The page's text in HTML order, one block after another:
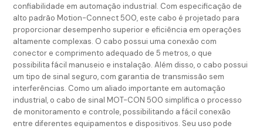
confiabilidade em automação industrial. Com especificação de
alto padrão Motion-Connect 500, este cabo é projetado para
proporcionar desempenho superior e eficiência em operações
altamente complexas. O cabo possui uma conexão com
conector e comprimento adequado de 5 metros, o que
possibilita fácil manuseio e instalação. Além disso, o cabo possui
um tipo de sinal seguro, com garantia de transmissão sem
interferências. Como um aliado importante em automação
industrial, o cabo de sinal MOT-CON 500 simplifica o processo
de monitoramento e controle, possibilitando a fácil conexão
entre diferentes equipamentos e dispositivos. Seu uso pode